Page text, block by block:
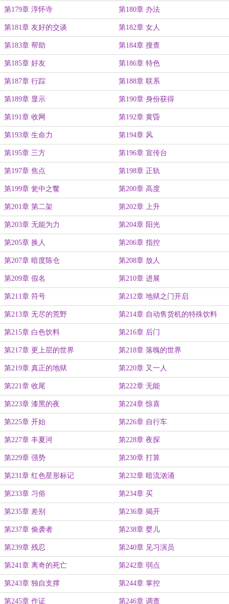
第179章 淳怀寺 第180章 办法
第181章 友好的交谈 第182章 女人
第183章 帮助 第184章 搜查
第185章 好友 第186章 特色
第187章 行踪 第188章 联系
第189章 显示 第190章 身份获得
第191章 收网 第192章 黄昏
第193章 生命力 第194章 风
第195章 三方 第196章 宣传台
第197章 焦点 第198章 正轨
第199章 瓮中之鳖 第200章 高度
第201章 第二架 第202章 上升
第203章 无能为力 第204章 阳光
第205章 换人 第206章 指控
第207章 暗度陈仓 第208章 放人
第209章 假名 第210章 进展
第211章 符号 第212章 地狱之门开启
第213章 无尽的荒野 第214章 自动售货机的特殊饮料
第215章 白色饮料 第216章 后门
第217章 更上层的世界 第218章 落魄的世界
第219章 真正的地狱 第220章 又一人
第221章 收尾 第222章 无能
第223章 漆黑的夜 第224章 惊喜
第225章 开始 第226章 自行车
第227章 丰夏河 第228章 夜探
第229章 强势 第230章 打算
第231章 红色星形标记 第232章 暗流汹涌
第233章 习俗 第234章 买
第235章 差别 第236章 揭开
第237章 偷袭者 第238章 婴儿
第239章 残忍 第240章 见习演员
第241章 离奇的死亡 第242章 弱点
第243章 独自支撑 第244章 掌控
第245章 作证 第246章 调查